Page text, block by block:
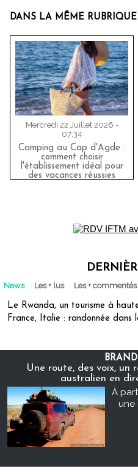
DANS LA MÊME RUBRIQUE
Mercredi 22 Juillet 2026 -
07:34
Camping au Cap d'Agde :
comment choisir
l'établissement idéal pour
des vacances réussies
News Les + lus Les + commentés
Le Rwanda, un tourisme à
France, Italie : randonnée
Une route, des voix, un
australien en
À
une